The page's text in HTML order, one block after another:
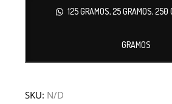
125 GRAMOS, 25 GRAMOS, 250
GRAMOS
SKU: N/D